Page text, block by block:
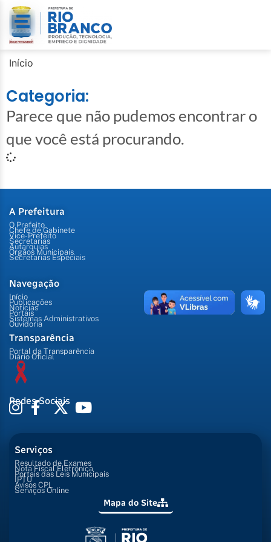
Início
Categoria:
Parece que não pudemos encontrar o
que você está procurando.
A Prefeitura
O Prefeito
Chefe de Gabinete
Vice-Prefeito
Secretarias
Autarquias
Órgãos Municipais
Secretarias Especiais
Navegação
Início
Publicações
Notícias
Portais
Sistemas Administrativos
Ouvidoria
Transparência
Portal da Transparência
Diário Oficial
Redes Sociais
Serviços
Resultado de Exames
Nota Fiscal Eletrônica
Portais das Leis Municipais
IPTU
Avisos CPL
Serviços Online
Mapa do Site